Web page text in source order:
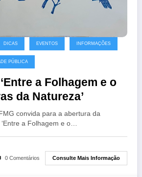
DICAS EVENTOS INFORMAÇÕES
PÚBLICA
a Folhagem e o
da Natureza’
convida para a abertura da
a Folhagem e o…
0 Comentários Consulte Mais Informação